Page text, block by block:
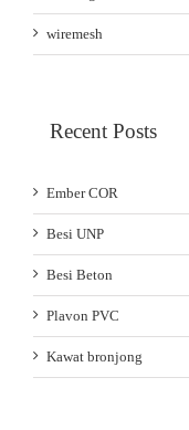
wiremesh
Recent Posts
Ember COR
Besi UNP
Besi Beton
Plavon PVC
Kawat bronjong